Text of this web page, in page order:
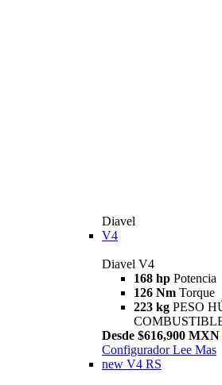
Diavel
V4
Diavel V4
168 hp Potencia
126 Nm Torque
223 kg PESO
Desde $616,900 MXN
Configurador Lee Mas
new V4 RS